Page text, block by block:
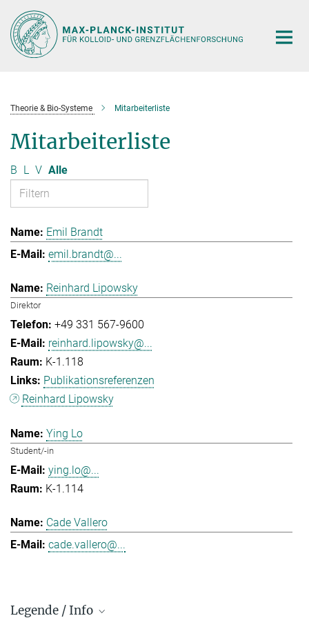
Hauptinhalt
Theorie & Bio-Systeme Mitarbeiterliste
Mitarbeiterliste
B L V Alle
Emil Brandt
emil.brandt@...
Reinhard Lipowsky
Direktor
+49 331 567-9600
reinhard.lipowsky@...
K-1.118
Publikationsreferenzen
Reinhard Lipowsky
Ying Lo
Student/-in
ying.lo@...
K-1.114
Cade Vallero
cade.vallero@...
Legende / Info